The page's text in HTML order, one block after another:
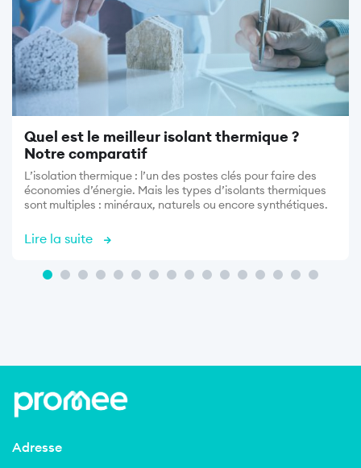
Quel est le meilleur isolant thermique ?
Notre comparatif
L’isolation thermique : l’un des postes clés pour faire des
économies d’énergie. Mais les types d’isolants thermiques
sont multiples : minéraux, naturels ou encore synthétiques.
Lire la suite
Adresse